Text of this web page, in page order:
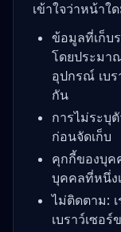
เข้าใจว่าหน้า
ข้อมูลที่เก็บ
โดยประมา
อุปกรณ์ เบร
กัน
การไม่ระบุ
ก่อนจัดเก็บ
คุกกี้ของบุค
บุคคลที่หนึ่ง
ไม่ติดตาม:
เบราว์เซอ